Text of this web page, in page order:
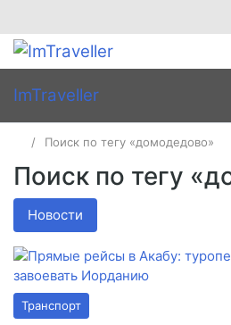
ImTraveller
Поиск по тегу «домодедово»
Поиск по тегу
Новости
Транспорт